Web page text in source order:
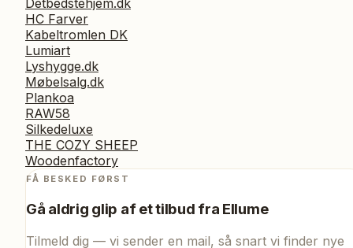
Detbedstehjem.dk
HC Farver
Kabeltromlen DK
Lumiart
Lyshygge.dk
Møbelsalg.dk
Plankoa
RAW58
Silkedeluxe
THE COZY SHEEP
Woodenfactory
FÅ BESKED FØRST
Gå aldrig glip af et tilbud fra Ellume
Tilmeld dig — vi sender en mail, så snart vi finder nye